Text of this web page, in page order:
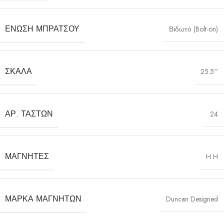
ΈΝΩΣΗ ΜΠΡΆΤΣΟΥ Βιδωτό (Bolt-on)
ΣΚΆΛΑ 25.5''
ΑΡ. ΤΆΣΤΩΝ 24
ΜΑΓΝΉΤΕΣ H H
ΜΆΡΚΑ ΜΑΓΝΗΤΏΝ Duncan Designed